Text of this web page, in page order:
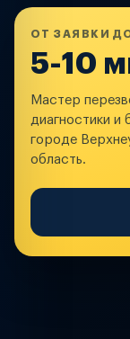
ОТ ЗАЯВКИ
5-10
Мастер
диагностики и
городе
область.